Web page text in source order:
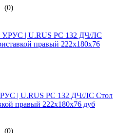
(0)
| U.RUS PC 132 ДЧ/ЛС Стол
правый 222х180х76 дуб
(0)